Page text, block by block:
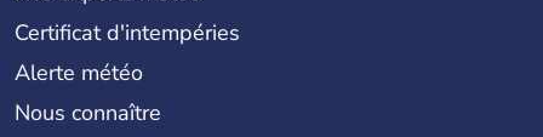
Certificat d'intempéries
Alerte météo
Nous connaître